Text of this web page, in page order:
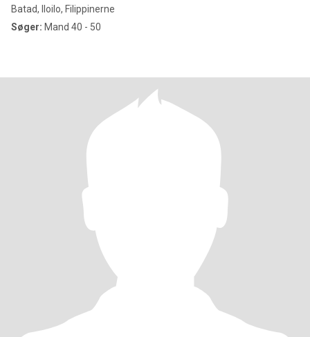
Batad, Iloilo, Filippinerne
Søger: Mand 40 - 50